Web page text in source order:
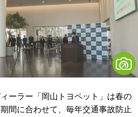
ーラー「岡山トヨペット」は春の
間に合わせて、毎年交通事故防止